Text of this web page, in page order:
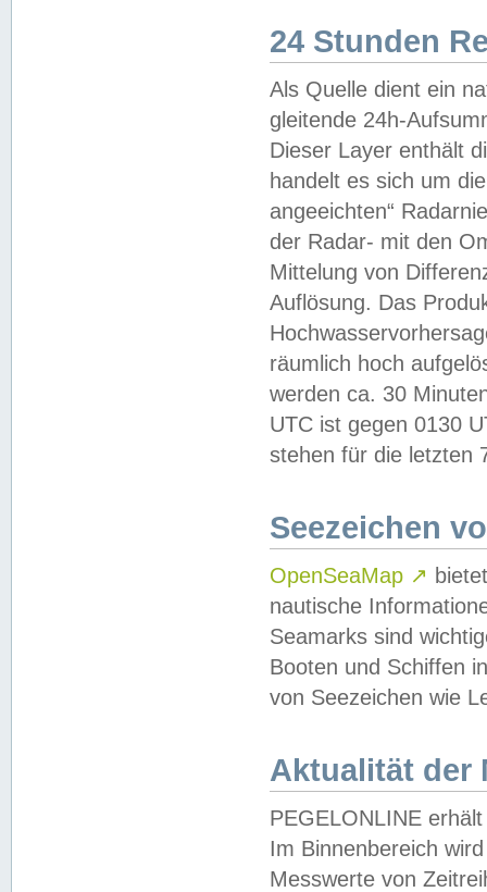
24 Stunden
Als Quelle dient ein
gleitende 24h-
Dieser Layer enthält
handelt es sich um
angeeichten“
der Radar- mit den
Mittelung von
Auflösung. Das
räumlich hoch
werden ca. 30
UTC ist gegen 0130
stehen für die letzten
Seezeichen
OpenSeaMap ↗
nautische
Seamarks sind
Booten und Schiffen
von Seezeichen wie
Aktualität der
PEGELONLINE
Im Binnenbereich
Messwerte von